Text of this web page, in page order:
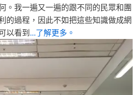
。我一遍又一遍的跟不同的民眾和團
的過程，因此不如把這些知識做成網
以看到 ...了解更多。